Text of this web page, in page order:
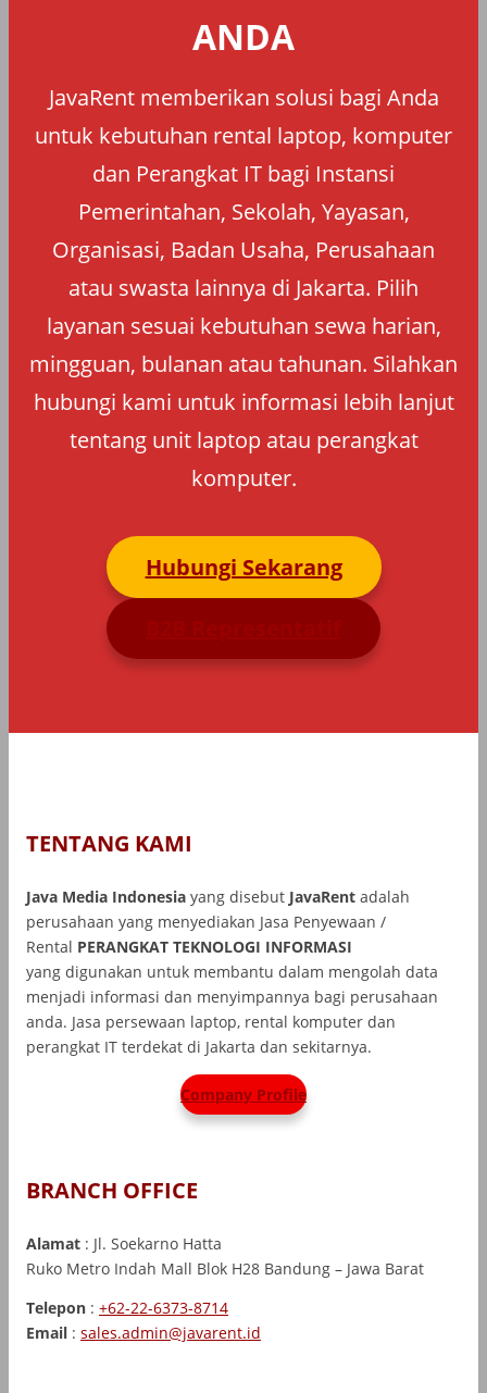
ANDA
JavaRent memberikan solusi bagi Anda
untuk kebutuhan rental laptop, komputer
dan Perangkat IT bagi Instansi
Pemerintahan, Sekolah, Yayasan,
Organisasi, Badan Usaha, Perusahaan
atau swasta lainnya di Jakarta. Pilih
layanan sesuai kebutuhan sewa harian,
mingguan, bulanan atau tahunan. Silahkan
hubungi kami untuk informasi lebih lanjut
tentang unit laptop atau perangkat
komputer.
Hubungi Sekarang
TENTANG KAMI
Java Media Indonesia yang disebut JavaRent adalah
perusahaan yang menyediakan Jasa Penyewaan /
Rental PERANGKAT TEKNOLOGI INFORMASI
yang digunakan untuk membantu dalam mengolah data
menjadi informasi dan menyimpannya bagi perusahaan
anda. Jasa persewaan laptop, rental komputer dan
perangkat IT terdekat di Jakarta dan sekitarnya.
Company Profile
BRANCH OFFICE
Alamat : Jl. Soekarno Hatta
Ruko Metro Indah Mall Blok H28 Bandung – Jawa Barat
Telepon : +62-22-6373-8714
Email : sales.admin@javarent.id